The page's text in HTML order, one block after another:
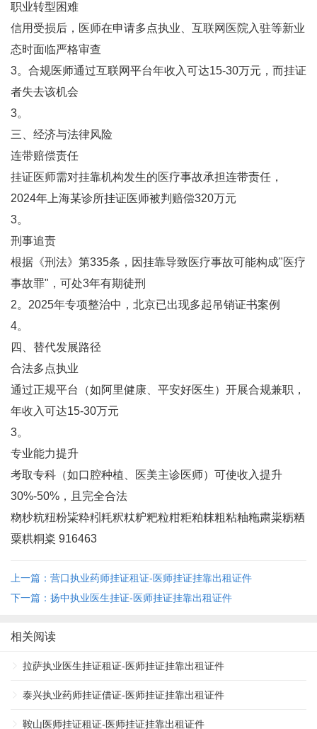
‌职业转型困难‌
信用受损后，医师在申请多点执业、互联网医院入驻等新业
态时面临严格审查‌
3。合规医师通过互联网平台年收入可达15-30万元，而挂证
者失去该机会‌
3。
三、经济与法律风险
‌连带赔偿责任‌
挂证医师需对挂靠机构发生的医疗事故承担连带责任，
2024年上海某诊所挂证医师被判赔偿320万元‌
3。
‌刑事追责‌
根据《刑法》第335条，因挂靠导致医疗事故可能构成"医疗
事故罪"，可处3年有期徒刑‌
2。2025年专项整治中，北京已出现多起吊销证书案例‌
4。
四、替代发展路径
‌合法多点执业‌
通过正规平台（如阿里健康、平安好医生）开展合规兼职，
年收入可达15-30万元‌
3。
‌专业能力提升‌
考取专科（如口腔种植、医美主诊医师）可使收入提升
30%-50%，且完全合法‌
粅粆粇粈粉粊粋粌粍粎粏粐粑粒粓粔粕粖粗粘粙粚粛粜粝粞
粟粠粡粢 916463
上一篇：营口执业药师挂证租证-医师挂证挂靠出租证件
下一篇：扬中执业医生挂证-医师挂证挂靠出租证件
相关阅读
拉萨执业医生挂证租证-医师挂证挂靠出租证件
泰兴执业药师挂证借证-医师挂证挂靠出租证件
鞍山医师挂证租证-医师挂证挂靠出租证件